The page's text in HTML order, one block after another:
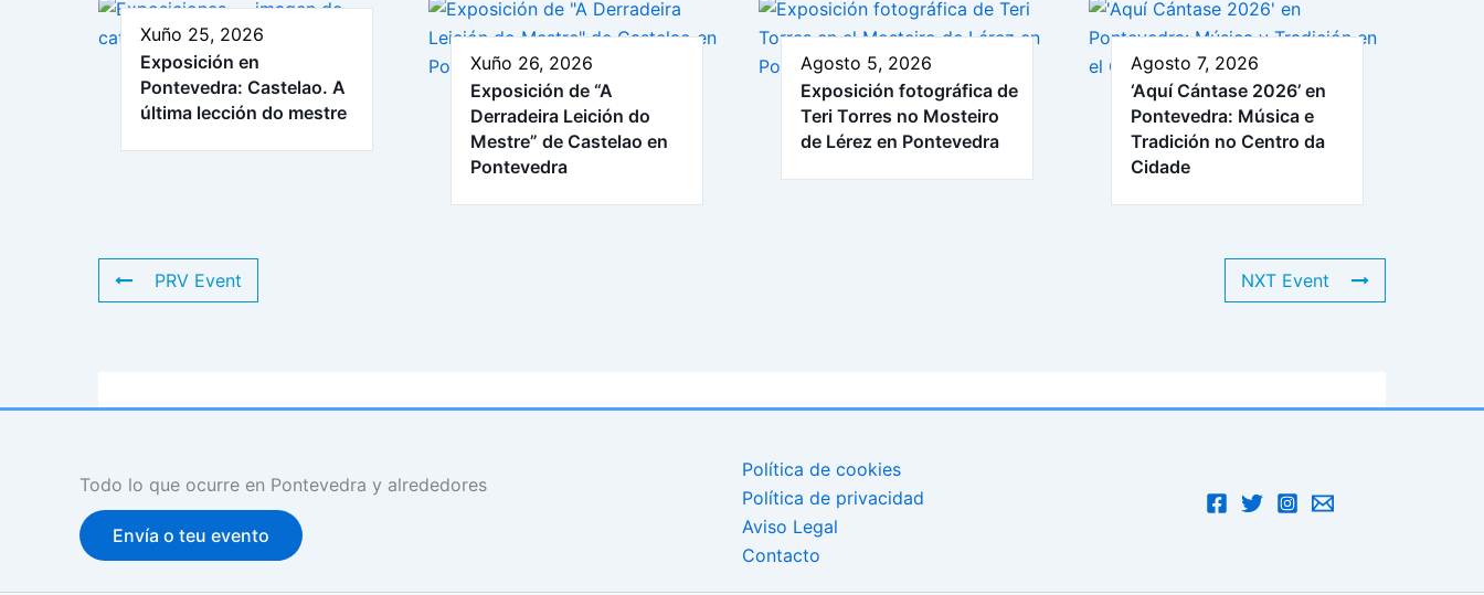
Xuño 25, 2026
Exposición en
Pontevedra: Castelao. A
última lección do mestre
Xuño 26, 2026
Exposición de “A
Derradeira Leición do
Mestre” de Castelao en
Pontevedra
Agosto 5, 2026
Exposición fotográfica de
Teri Torres no Mosteiro
de Lérez en Pontevedra
Agosto 7, 2026
‘Aquí Cántase 2026’ en
Pontevedra: Música e
Tradición no Centro da
Cidade
PRV Event NXT Event
Todo lo que ocurre en Pontevedra y alrededores
Envía o teu evento
Política de cookies
Política de privacidad
Aviso Legal
Contacto